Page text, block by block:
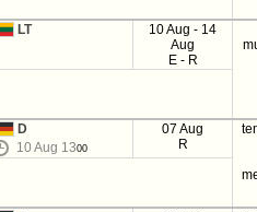
LT
10 Aug - 14
Aug
E - R
D
10 Aug 1300
07 Aug
R